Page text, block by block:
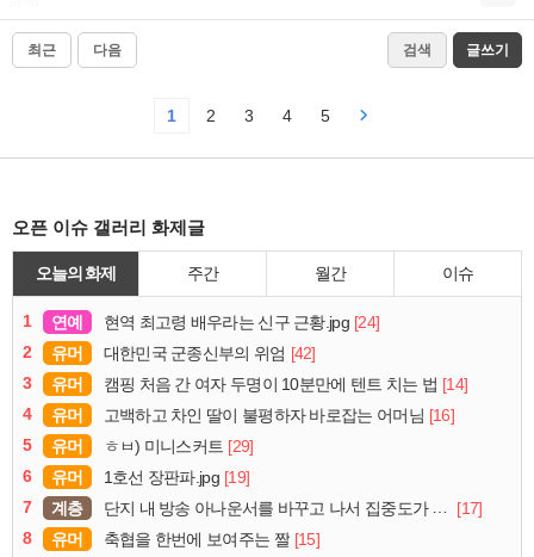
최근 다음 검색 글쓰기
1 2 3 4 5
오픈 이슈 갤러리 화제글
오늘의 화제 주간 월간 이슈
1 연예 현역 최고령 배우라는 신구 근황.jpg [24]
2
유머 대한민국 군종신부의 위엄 [42]
3
유머 캠핑 처음 간 여자 두명이 10분만에 텐트 치는 법 [14]
4
유머 고백하고 차인 딸이 불평하자 바로잡는 어머님 [16]
5
유머 ㅎㅂ) 미니스커트 [29]
6
유머 1호선 장판파.jpg [19]
7
계층 단지 내 방송 아나운서를 바꾸고 나서 집중도가 확 올라갔다는 한 아파트의 안내방송
[17]
8
유머 축협을 한번에 보여주는 짤 [15]